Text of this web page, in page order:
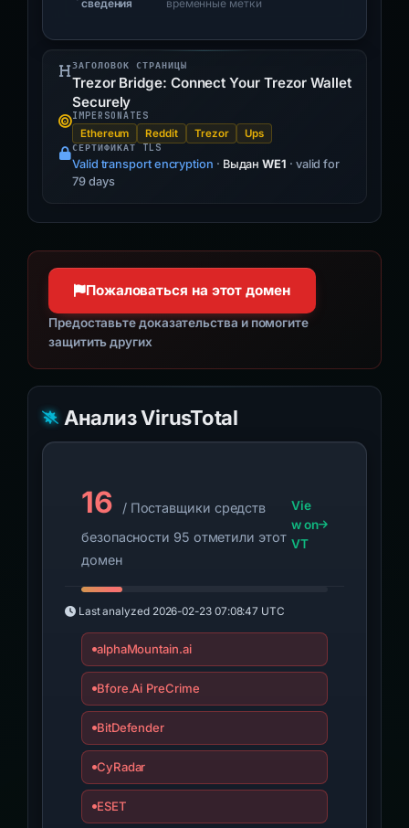
сведения временные метки
ЗАГОЛОВОК СТРАНИЦЫ
Trezor Bridge: Connect Your Trezor Wallet
Securely
IMPERSONATES
Ethereum Reddit Trezor Ups
СЕРТИФИКАТ TLS
Valid transport encryption · ВыданWE1 · valid for
79 days
Пожаловаться на этот домен
Предоставьте доказательства и помогите
защитить других
Анализ VirusTotal
16
/ Поставщики средств
безопасности 95 отметили этот
домен
Vie
w on
VT
Last analyzed 2026-02-23 07:08:47 UTC
alphaMountain.ai
Bfore.Ai PreCrime
BitDefender
CyRadar
ESET